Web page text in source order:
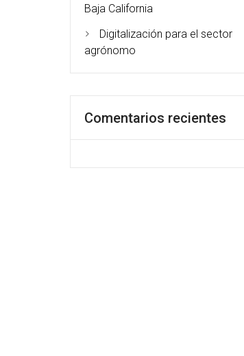
Baja California
Digitalización para el sector
agrónomo
Comentarios recientes